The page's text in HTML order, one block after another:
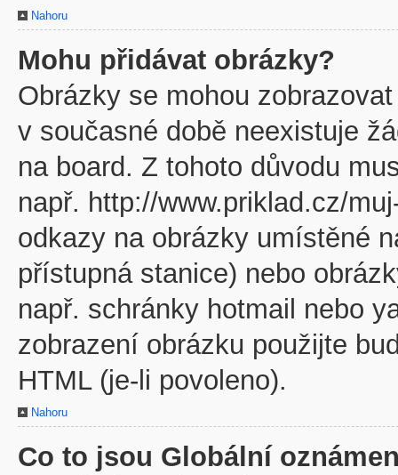
Nahoru
Mohu přidávat obrázky?
Obrázky se mohou
v současné době neexistuje
na board. Z tohoto důvodu
např. http://www.priklad.cz/
odkazy na obrázky umístěné
přístupná stanice) nebo
např. schránky hotmail nebo
zobrazení obrázku použijte
HTML (je-li povoleno).
Nahoru
Co to jsou Globální